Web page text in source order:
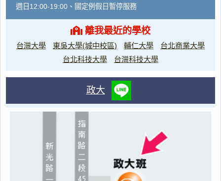
週日12:00-19:00、國定例假日暫停服務
離我最近的學校
台灣大學 東吳大學(城中校區) 輔仁大學
台北商業大學
台北科技大學
台灣科技大學
政大